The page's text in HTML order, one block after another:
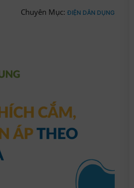
Chuyên Mục:ĐIỆN DÂN DỤNG